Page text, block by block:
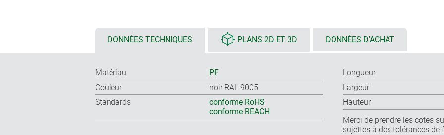
DONNÉES TECHNIQUES PLANS 2D ET 3D DONNÉES D'ACHAT
Matériau
PF
Couleur
noir RAL 9005
Standards
conforme RoHS
conforme REACH
Longueur
Largeur
Hauteur
Merci de prendre les cotes
sujettes à des tolérances